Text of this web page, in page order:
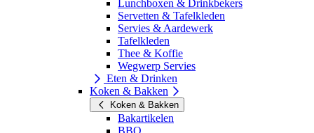
Lunchboxen & Drinkbekers
Servetten & Tafelkleden
Servies & Aardewerk
Tafelkleden
Thee & Koffie
Wegwerp Servies
Eten & Drinken
Koken & Bakken
Koken & Bakken
Bakartikelen
BBQ